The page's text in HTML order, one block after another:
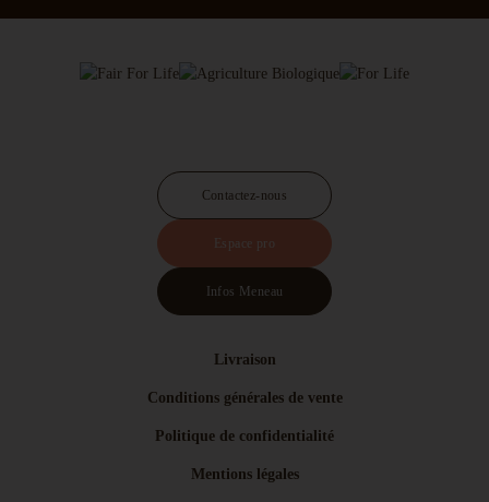
Livraison
Conditions générales de vente
Politique de confidentialité
Mentions légales
Contactez-nous
Espace pro
Infos Meneau